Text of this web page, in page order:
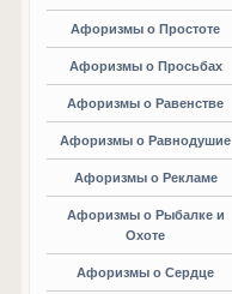
Афоризмы о Простоте
Афоризмы о Просьбах
Афоризмы о Равенстве
Афоризмы о Равнодушие
Афоризмы о Рекламе
Афоризмы о Рыбалке и
Охоте
Афоризмы о Сердце